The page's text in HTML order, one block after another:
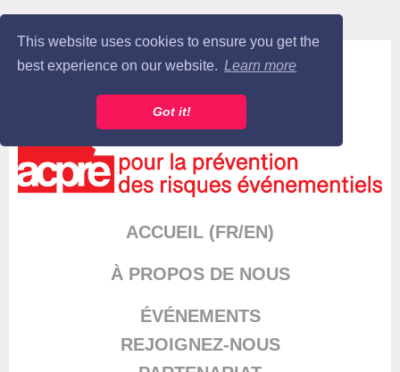
This website uses cookies to ensure you get the
best experience on our website. Learn more
Got it!
Log in
ACCUEIL (FR/EN)
À PROPOS DE NOUS
ÉVÉNEMENTS
REJOIGNEZ-NOUS